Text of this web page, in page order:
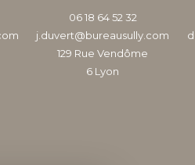
06 18 64 52 32
j.duvert@bureausully.com
129 Rue Vendôme
6
lyon